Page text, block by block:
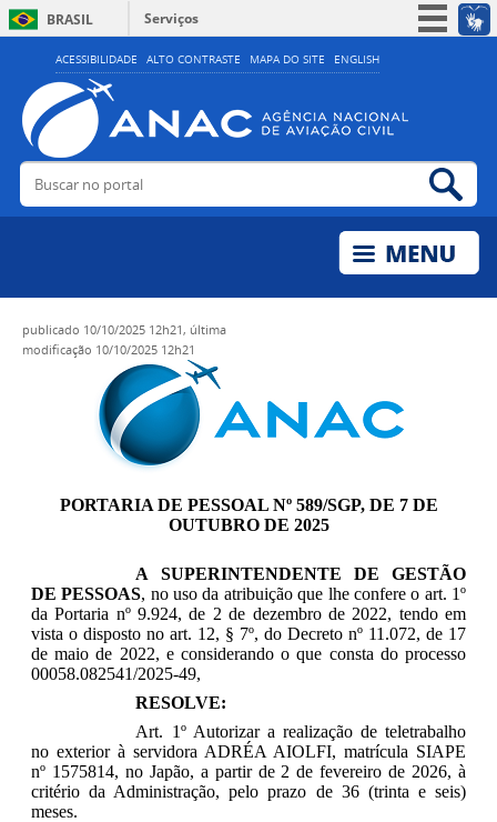
ACESSIBILIDADE ALTO CONTRASTE MAPA DO SITE ENGLISH
BRASIL
Serviços
Simplifique!
Acesso à informação
Legislação
Buscar no portal
publicado 10/10/2025 12h21, última
modificação 10/10/2025 12h21
PORTARIA DE PESSOAL Nº 589/SGP, DE 7 DE
OUTUBRO DE 2025
A SUPERINTENDENTE DE GESTÃO
DE PESSOAS, no uso da atribuição que lhe confere o art. 1º
da Portaria nº 9.924, de 2 de dezembro de 2022, tendo em
vista o disposto no art. 12, § 7º, do Decreto nº 11.072, de 17
de maio de 2022, e considerando o que consta do processo
00058.082541/2025-49,
RESOLVE:
Art. 1º Autorizar a realização de teletrabalho
no exterior à servidora ADRÉA AIOLFI, matrícula SIAPE
nº 1575814, no Japão, a partir de 2 de fevereiro de 2026, à
critério da Administração, pelo prazo de 36 (trinta e seis)
meses.